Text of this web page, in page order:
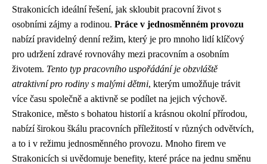
Strakonicích ideální řešení, jak skloubit pracovní život s
osobními zájmy a rodinou. Práce v jednosměnném provozu
nabízí pravidelný denní režim, který je pro mnoho lidí klíčový
pro udržení zdravé rovnováhy mezi pracovním a osobním
životem. Tento typ pracovního uspořádání je obzvláště
atraktivní pro rodiny s malými dětmi, kterým umožňuje trávit
více času společně a aktivně se podílet na jejich výchově.
Strakonice, město s bohatou historií a krásnou okolní přírodou,
nabízí širokou škálu pracovních příležitostí v různých odvětvích,
a to i v režimu jednosměnného provozu. Mnoho firem ve
Strakonicích si uvědomuje benefity, které práce na jednu směnu